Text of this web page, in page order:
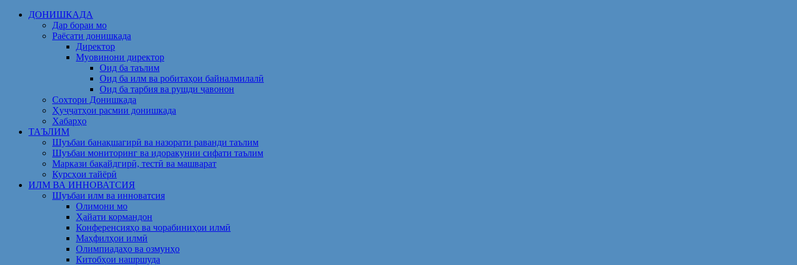
Skip
ДОНИШКАДА
Дар бораи мо
Раёсати донишкада
Директор
Муовинони директор
Оид ба таълим
Оид ба илм ва робитаҳои байналмилалӣ
Оид ба тарбия ва рушди ҷавонон
Сохтори Донишкада
Ҳуҷҷатҳои расмии донишкада
Хабарҳо
ТАЪЛИМ
Шуъбаи банақшагирӣ ва назорати раванди таълим
Шуъбаи мониторинг ва идоракунии сифати таълим
Маркази бақайдгирӣ, тестӣ ва машварат
Курсҳои тайёрӣ
ИЛМ ВА ИННОВАТСИЯ
Шуъбаи илм ва инноватсия
Олимони мо
Ҳайати кормандон
Конференсияҳо ва чорабиниҳои илмӣ
Маҳфилҳои илмӣ
Олимпиадаҳо ва озмунҳо
Китобҳои нашршуда